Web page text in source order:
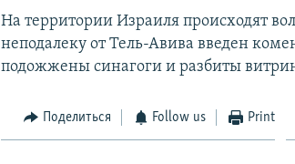
На территории Израиля происходят
неподалеку от Тель-Авива введен
подожжены синагоги и разбиты
Поделиться Follow us Print